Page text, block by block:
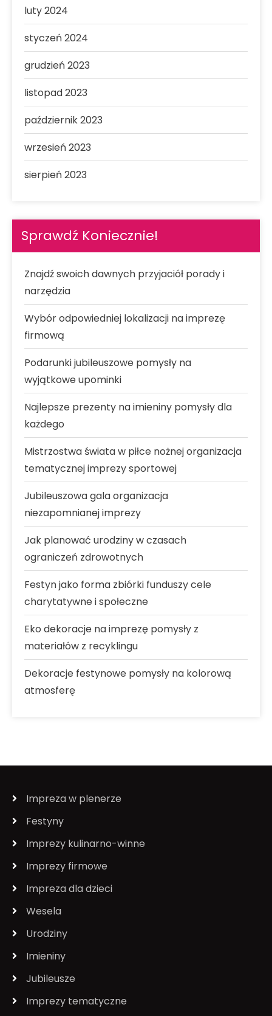
luty 2024
styczeń 2024
grudzień 2023
listopad 2023
październik 2023
wrzesień 2023
sierpień 2023
Sprawdź Koniecznie!
Znajdź swoich dawnych przyjaciół porady i
narzędzia
Wybór odpowiedniej lokalizacji na imprezę
firmową
Podarunki jubileuszowe pomysły na
wyjątkowe upominki
Najlepsze prezenty na imieniny pomysły dla
każdego
Mistrzostwa świata w piłce nożnej organizacja
tematycznej imprezy sportowej
Jubileuszowa gala organizacja
niezapomnianej imprezy
Jak planować urodziny w czasach
ograniczeń zdrowotnych
Festyn jako forma zbiórki funduszy cele
charytatywne i społeczne
Eko dekoracje na imprezę pomysły z
materiałów z recyklingu
Dekoracje festynowe pomysły na kolorową
atmosferę
Impreza w plenerze
Festyny
Imprezy kulinarno-winne
Imprezy firmowe
Impreza dla dzieci
Wesela
Urodziny
Imieniny
Jubileusze
Imprezy tematyczne